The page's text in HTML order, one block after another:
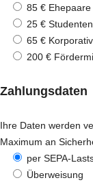
85 € Ehepaare
25 €
65 €
200 €
Zahlungsdaten
Ihre Daten werden
Maximum an
per SEPA-
Überweisung